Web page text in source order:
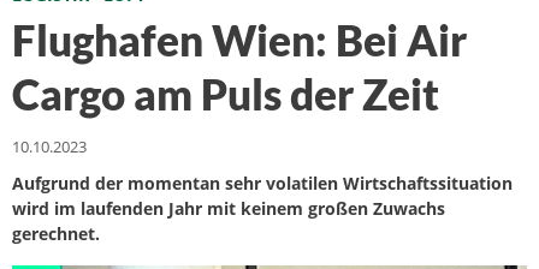
Flughafen Wien: Bei Air
Cargo am Puls der Zeit
10.10.2023
Aufgrund der momentan sehr volatilen Wirtschaftssituation
wird im laufenden Jahr mit keinem großen Zuwachs
gerechnet.